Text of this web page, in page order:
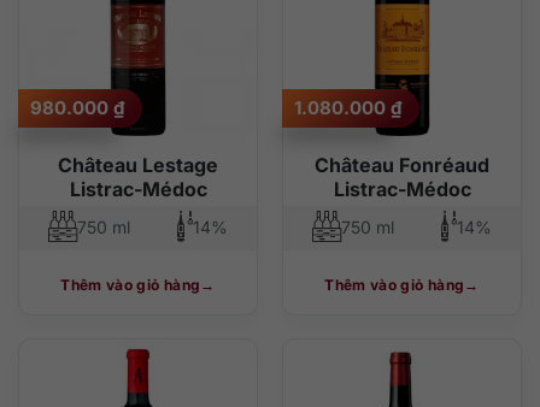
Château Lestage
Listrac-Médoc
980.000 ₫
750 ml 14%
Thêm vào giỏ hàng
Château Fonréaud
Listrac-Médoc
1.080.000 ₫
750 ml 14%
Thêm vào giỏ hàng